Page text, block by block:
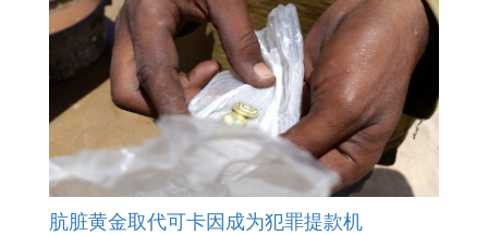
肮脏黄金取代可卡因成为犯罪提款机